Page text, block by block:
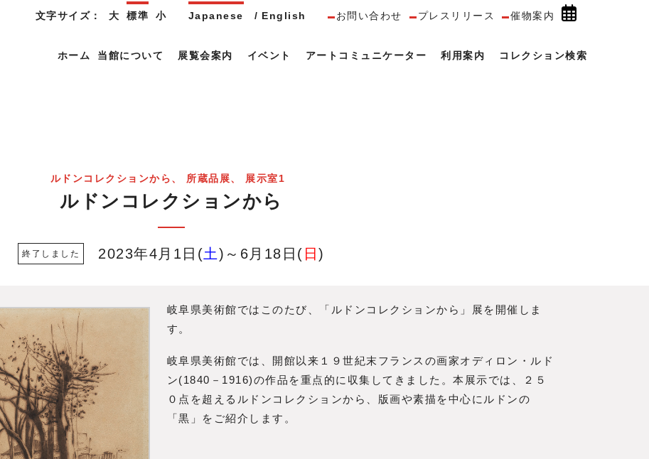
文字サイズ： 大 標準 小 Japanese English お問い合わせ プレスリリース 催物案内
ホーム 当館について 展覧会案内 イベント アートコミュニケーター 利用案内 コレクション検索
ルドンコレクションから 所蔵品展 展示室1
ルドンコレクションから
2023年4月1日 土 ～6月18日 日
岐阜県美術館ではこのたび、「ルドンコレクションから」展を開催しま
す。
岐阜県美術館では、開館以来１９世紀末フランスの画家オディロン・ルド
ン(1840－1916)の作品を重点的に収集してきました。本展示では、２５
０点を超えるルドンコレクションから、版画や素描を中心にルドンの
「黒」をご紹介します。